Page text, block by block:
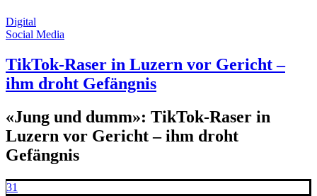
Digital
Social Media
TikTok-Raser in Luzern vor Gericht –
ihm droht Gefängnis
«Jung und dumm»: TikTok-Raser in
Luzern vor Gericht – ihm droht
Gefängnis
31